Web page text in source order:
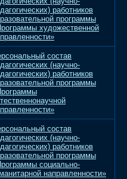
работников
программы
художественной
состав
(научно-
работников
программы
состав
(научно-
работников
программы
социально-
направленности»